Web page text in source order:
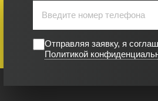
Отправляя заявку, я
Политикой